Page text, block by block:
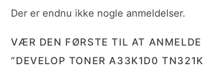
Der er endnu ikke nogle anmeldelser.
VÆR DEN FØRSTE TIL AT ANMELDE
“DEVELOP TONER A33K1D0 TN321K